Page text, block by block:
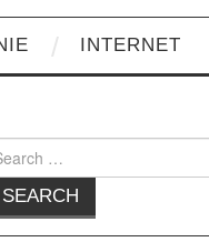
INTERNET